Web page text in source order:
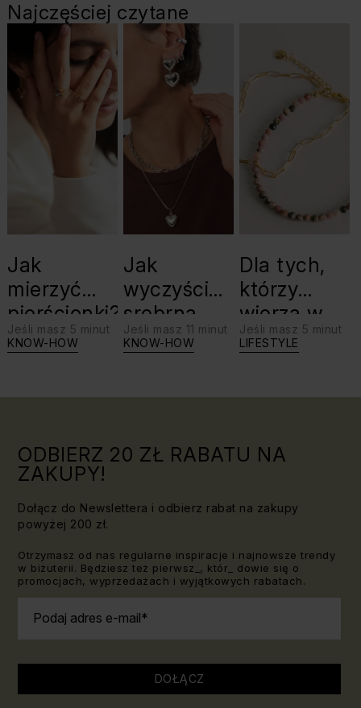
Najczęściej czytane
Jak
mierzyć
pierścionki?
Jeśli masz 5 minut
KNOW-HOW
Jak
wyczyścić
srebrną
biżuterię?
Jeśli masz 11 minut
KNOW-HOW
Dla tych,
którzy
wierzą w
swoje siły:
Jeśli masz 5 minut
LIFESTYLE
ODBIERZ 20 ZŁ RABATU NA
ZAKUPY!
Dołącz do Newslettera i odbierz rabat na zakupy
powyżej 200 zł.
Otrzymasz od nas regularne inspiracje i najnowsze trendy
w biżuterii. Będziesz też pierwsz_, któr_ dowie się o
promocjach, wyprzedażach i wyjątkowych rabatach.
Podaj adres e-mail
DOŁĄCZ